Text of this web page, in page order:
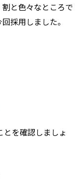
と色々なところで
採用しました。
を確認しましょ